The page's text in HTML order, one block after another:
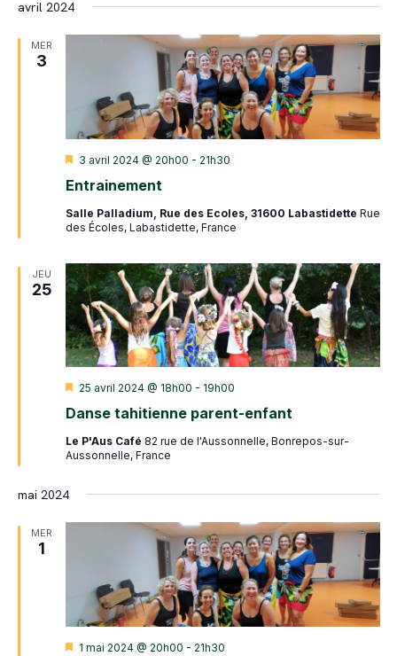
avril 2024
MER
3
Entrainement
Mis
avant
3 avril 2024 @ 20h00 - 21h30
Salle Palladium, Rue des Ecoles, 31600 Labastidette Rue
des Écoles, Labastidette, France
JEU
25
Danse tahitienne parent-enfant
Mis
avant
25 avril 2024 @ 18h00 - 19h00
Le P'Aus Café 82 rue de l'Aussonnelle, Bonrepos-sur-
Aussonnelle, France
mai 2024
MER
1
Mis
1 mai 2024 @ 20h00 - 21h30